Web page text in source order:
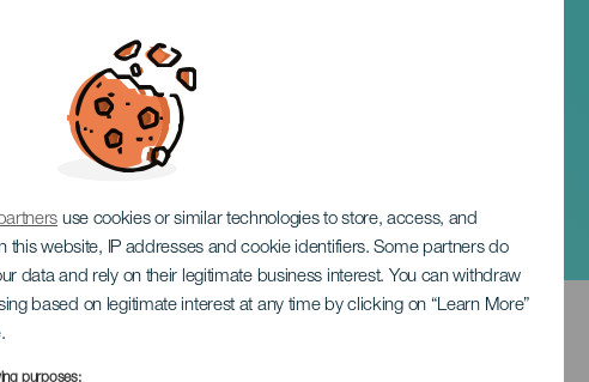
use cookies or similar technologies to store, access, and
this website, IP addresses and cookie identifiers. Some partners do
data and rely on their legitimate business interest. You can withdraw
based on legitimate interest at any time by clicking on “Learn More”
purposes:
Band